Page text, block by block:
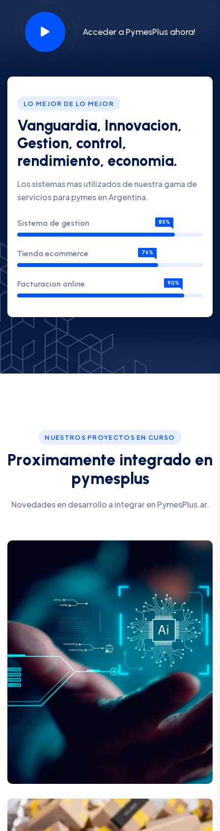
Acceder a PymesPlus ahora!
LO MEJOR DE LO MEJOR
Vanguardia, Innovacion,
Gestion, control,
rendimiento, economia.
Los sistemas mas utilizados de nuestra gama de
servicios para pymes en Argentina.
Sistema de gestion 85%
Tienda ecommerce 76%
Facturacion online 90%
NUESTROS PROYECTOS EN CURSO
Proximamente integrado en
pymesp us
Novedades en desarrollo a integrar en PymesPlus.ar.